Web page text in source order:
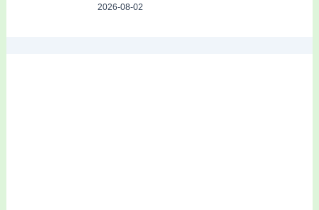
2026-08-02